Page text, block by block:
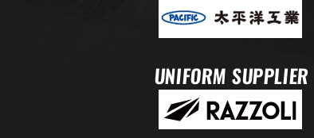
UNIFORM SUPPLIER